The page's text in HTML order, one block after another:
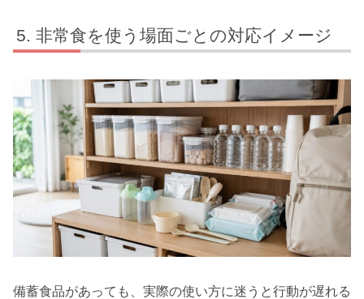
非常食を使う場面ごとの対応イメージ
備蓄食品があっても、実際の使い方に迷うと行動が遅れる